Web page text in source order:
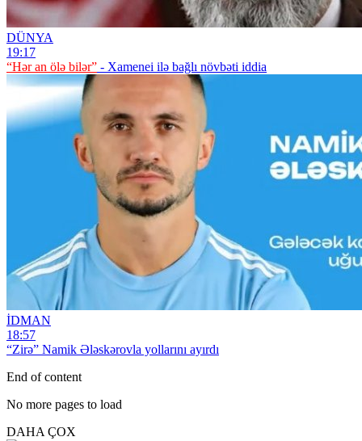
DÜNYA
19:17
“Hər an ölə bilər” - Xamenei ilə bağlı növbəti iddia
İDMAN
18:57
“Zirə” Namik Ələskərovla yollarını ayırdı
End of content
No more pages to load
DAHA ÇOX